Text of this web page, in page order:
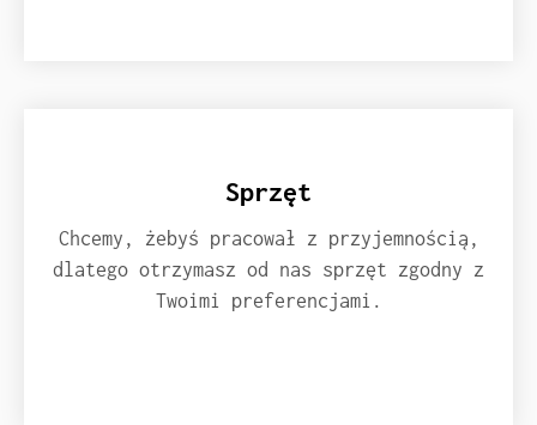
Sprzęt
Chcemy, żebyś pracował z przyjemnością,
dlatego otrzymasz od nas sprzęt zgodny z
Twoimi preferencjami.